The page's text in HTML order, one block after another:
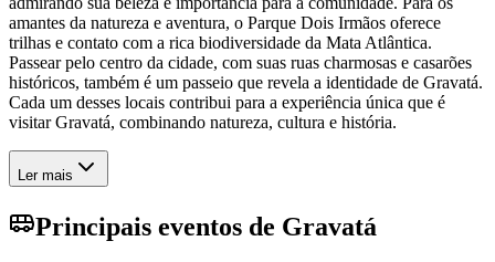
amantes da natureza e aventura, o Parque Dois Irmãos oferece
trilhas e contato com a rica biodiversidade da Mata Atlântica.
Passear pelo centro da cidade, com suas ruas charmosas e casarões
históricos, também é um passeio que revela a identidade de Gravatá.
Cada um desses locais contribui para a experiência única que é
visitar Gravatá, combinando natureza, cultura e história.
Ler mais
Principais eventos de Gravatá